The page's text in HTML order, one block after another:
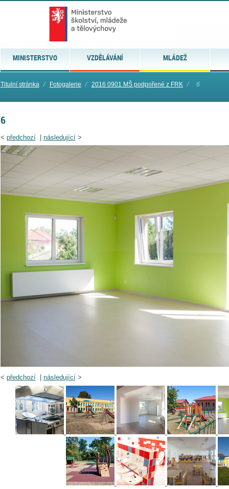
MINISTERSTVO VZDĚLÁVÁNÍ MLÁDEŽ
Titulní stránka ⁄ Fotogalerie ⁄ 2016 0901 MŠ podpořené z FRK ⁄ 6
6
< předchozí| následující>
< předchozí| následující>